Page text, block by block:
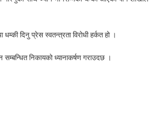
दिनु प्रेस स्वतन्त्रता विरोधी हर्कत हो ।
सम्बन्धित निकायको ध्यानाकर्षण गराउदछ ।